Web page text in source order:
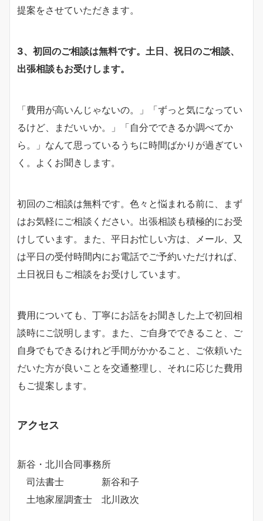
提案をさせていただきます。
3、初回のご相談は無料です。土日、祝日のご相談、
出張相談もお受けします。
「費用が高いんじゃないの。」「ずっと気になってい
るけど、まだいいか。」「自分でできるか調べてか
ら。」なんて思っているうちに時間ばかりが過ぎてい
く。よくお聞きします。
初回のご相談は無料です。色々と悩まれる前に、まず
はお気軽にご相談ください。出張相談も積極的にお受
けしています。また、平日お忙しい方は、メール、又
は平日の受付時間内にお電話でご予約いただければ、
土日祝日もご相談をお受けしています。
費用についても、丁寧にお話をお聞きした上で初回相
談時にご説明します。また、ご自身でできること、ご
自身でもできるけれど手間がかかること、ご依頼いた
だいた方が良いことを交通整理し、それに応じた費用
もご提案します。
アクセス
新谷・北川合同事務所
司法書士 新谷和子
土地家屋調査士 北川政次